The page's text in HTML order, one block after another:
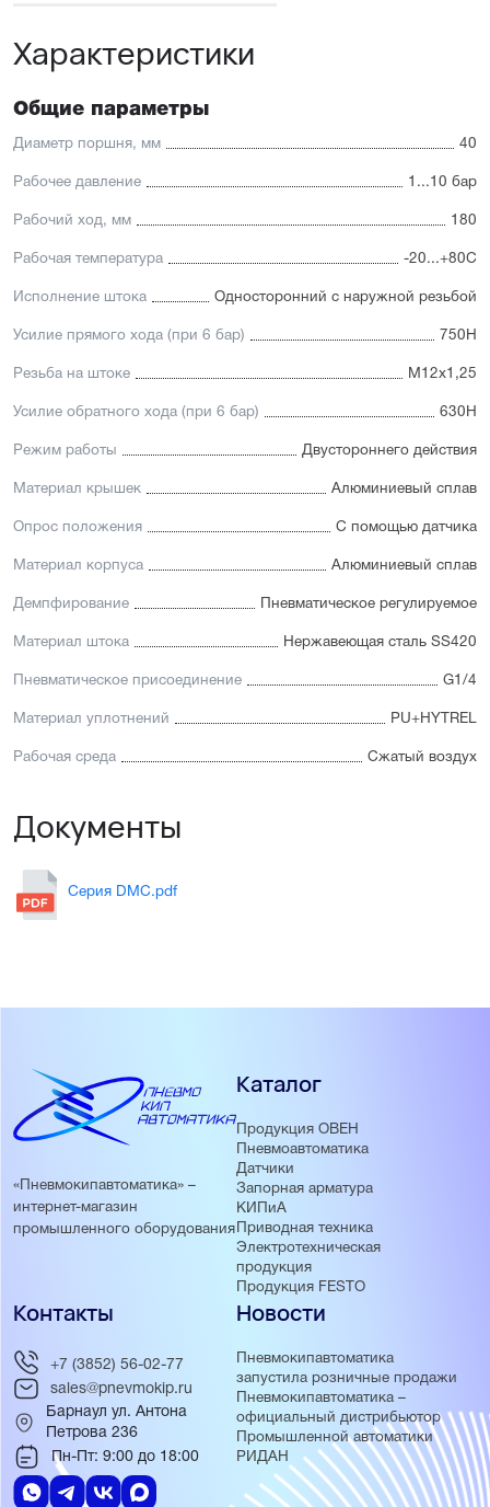
Доступность: сбалансированное соотношение
поставки
Отличительные черты:
Корпус изготовлен из легкого и прочного алюминия,
покрытого элоксаловым покрытием, препятствующим
коррозии
Шток изготавливается
из нержавеющей или хромированной стали, подходит
Уплотнение — полиуретан (PU) с возможностью
диапазоном (FKM/Viton). А также дополнительное
частицы в полость цилиндра
пневмоцилиндр имеет высокую устойчивость
Характеристики
Общие параметры
Диаметр поршня, мм 40
Рабочее давление 1...10 бар
Рабочий ход, мм 180
Рабочая температура -20...+80С
Исполнение штока Односторонний с наружной резьбой
Усилие прямого хода (при 6 бар) 750Н
Резьба на штоке М12х1,25
Усилие обратного хода (при 6 бар) 630Н
Режим работы Двустороннего действия
Материал крышек Алюминиевый сплав
Опрос положения С помощью датчика
Материал корпуса Алюминиевый сплав
Демпфирование Пневматическое регулируемое
Материал штока Нержавеющая сталь SS420
Пневматическое присоединение G1/4
Материал уплотнений PU+HYTREL
Рабочая среда Сжатый воздух
Документы
Серия DMC.pdf
«Пневмокипавтоматика» –
интернет-магазин
промышленного оборудования
Каталог
Продукция ОВЕН
Пневмоавтоматика
Датчики
Запорная арматура
КИПиА
Приводная техника
Электротехническая
продукция
Продукция FESTO
Новости
Пневмокипавтоматика
запустила розничные продажи
Пневмокипавтоматика –
официальный дистрибьютор
Промышленной автоматики
РИДАН
Контакты
+7 (3852) 56-02-77
sales@pnevmokip.ru
Барнаул ул. Антона
Петрова 236
Пн-Пт: 9:00 до 18:00